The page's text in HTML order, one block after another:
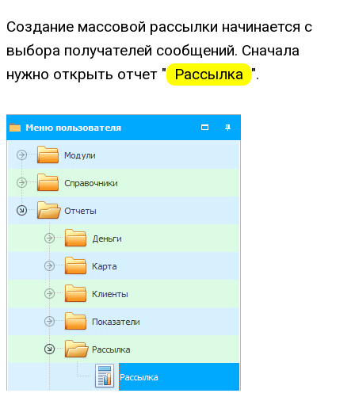
Создание массовой рассылки начинается с
выбора получателей сообщений. Сначала
нужно открыть отчет " Рассылка ".